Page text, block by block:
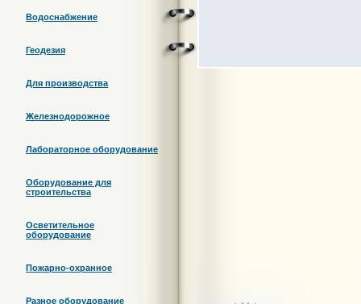
Водоснабжение
Геодезия
Для производства
Железнодорожное
Лабораторное оборудование
Оборудование для
строительства
Осветительное
оборудование
Пожарно-охранное
Разное оборудование